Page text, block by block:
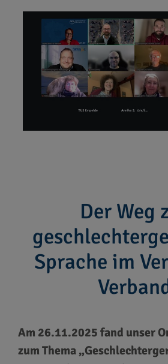
Der Weg
Sprache im
Am 26.11.2025 fand unser
zum Thema